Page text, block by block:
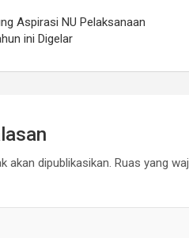
Aspirasi NU Pelaksanaan
ini Digelar
akan dipublikasikan. Ruas yang